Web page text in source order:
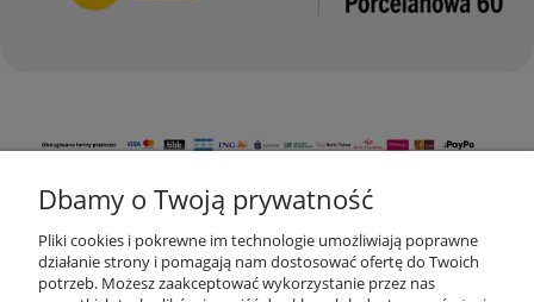
KONTAKT
Dbamy o Twoją prywatność
Pliki cookies i pokrewne im technologie umożliwiają poprawne
działanie strony i pomagają nam dostosować ofertę do Twoich
potrzeb. Możesz zaakceptować wykorzystanie przez nas